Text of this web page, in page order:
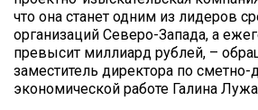
что она станет одним из лидеров
организаций Северо-Запада, а
превысит миллиард рублей, –
заместитель директора по сметно-
экономической работе Галина